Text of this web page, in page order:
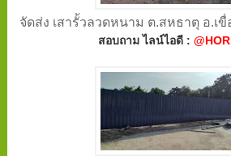
จัดส่ง เสารั้วลวดหนาม ต.สหธาตุ อ.เ
สอบถาม ไลน์ไอดี :